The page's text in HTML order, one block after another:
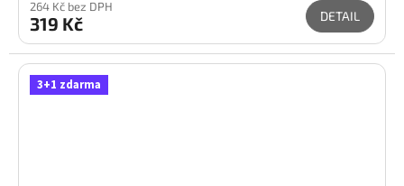
264 Kč bez DPH
319 Kč DETAIL
3+1 zdarma